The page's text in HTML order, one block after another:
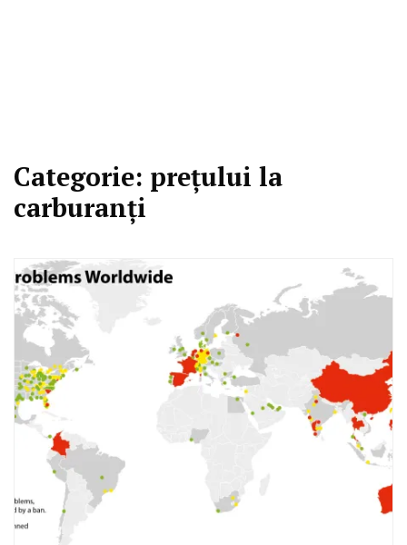
Categorie: prețului la
carburanți